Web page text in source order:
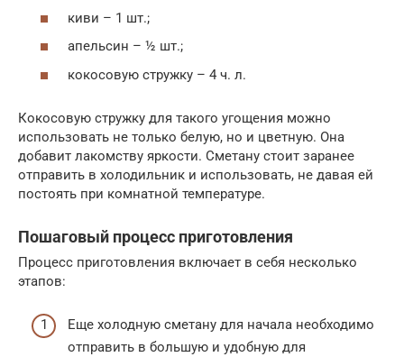
киви – 1 шт.;
апельсин – ½ шт.;
кокосовую стружку – 4 ч. л.
Кокосовую стружку для такого угощения можно
использовать не только белую, но и цветную. Она
добавит лакомству яркости. Сметану стоит заранее
отправить в холодильник и использовать, не давая ей
постоять при комнатной температуре.
Пошаговый процесс приготовления
Процесс приготовления включает в себя несколько
этапов:
Еще холодную сметану для начала необходимо
отправить в большую и удобную для